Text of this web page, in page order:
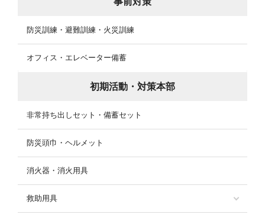
防災訓練・避難訓練・火災訓練
オフィス・エレベーター備蓄
初期活動・対策本部
非常持ち出しセット・備蓄セット
防災頭巾・ヘルメット
消火器・消火用具
救助用具